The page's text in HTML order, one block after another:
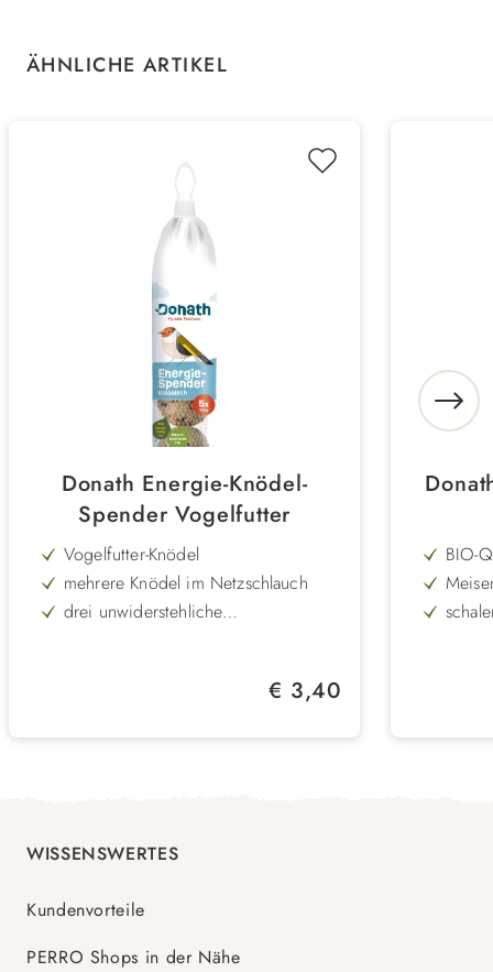
Produktgalerie überspringen
ÄHNLICHE ARTIKEL
Donath Energie-Knödel-
Spender Vogelfutter
Vogelfutter-Knödel
mehrere Knödel im Netzschlauch
drei unwiderstehliche
Pflanzenölen & vitalen SaatenRegulärer Preis:
€ 3,40
BIO-
WISSENSWERTES
Kundenvorteile
PERRO Shops in der Nähe